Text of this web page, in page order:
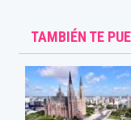
TAMBIÉN TE